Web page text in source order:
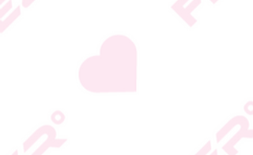
היצרן או גוף הכשרות;
המידע המעודכן מופיע על
* טעות סופר בתיאור המוצר
* ט.ל.ח.